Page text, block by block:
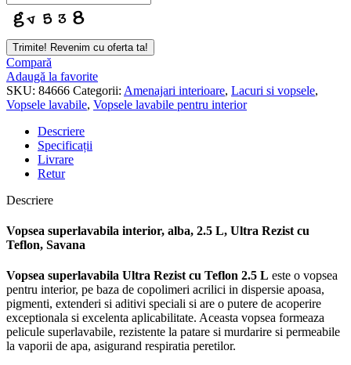
Trimite! Revenim cu oferta ta!
Compară
Adaugă la favorite
SKU: 84666 Categorii: Amenajari interioare, Lacuri si vopsele,
Vopsele lavabile, Vopsele lavabile pentru interior
Descriere
Specificații
Livrare
Retur
Descriere
Vopsea superlavabila interior, alba, 2.5 L, Ultra Rezist cu
Teflon, Savana
Vopsea superlavabila Ultra Rezist cu Teflon 2.5 L este o vopsea
pentru interior, pe baza de copolimeri acrilici in dispersie apoasa,
pigmenti, extenderi si aditivi speciali si are o putere de acoperire
exceptionala si excelenta aplicabilitate. Aceasta vopsea formeaza
pelicule superlavabile, rezistente la patare si murdarire si permeabile
la vaporii de apa, asigurand respiratia peretilor.